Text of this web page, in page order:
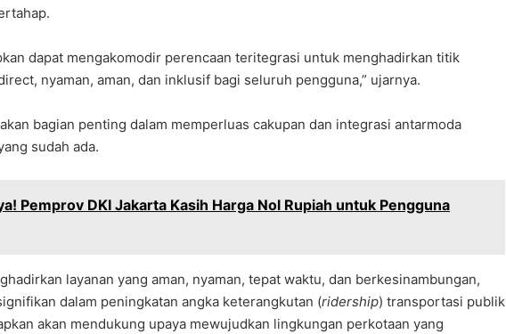
dapat mengakomodir perencaan teritegrasi untuk menghadirkan titik
nyaman, aman, dan inklusif bagi seluruh pengguna,” ujarnya.
bagian penting dalam memperluas cakupan dan integrasi antarmoda
sudah ada.
Pemprov DKI Jakarta Kasih Harga Nol Rupiah untuk Pengguna
layanan yang aman, nyaman, tepat waktu, dan berkesinambungan,
dalam peningkatan angka keterangkutan (ridership) transportasi publik
akan mendukung upaya mewujudkan lingkungan perkotaan yang